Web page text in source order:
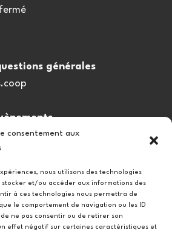
consentement aux
nous utilisons des technologies
stocker et/ou accéder aux informations des
à ces technologies nous permettra de
le comportement de navigation ou les ID
ne pas consentir ou de retirer son
effet négatif sur certaines caractéristiques et
générales